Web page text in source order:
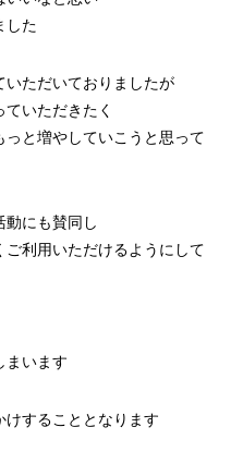
した
いただいておりましたが
いただきたく
と増やしていこうと思って
動にも賛同し
利用いただけるようにして
まいます
けすることとなります